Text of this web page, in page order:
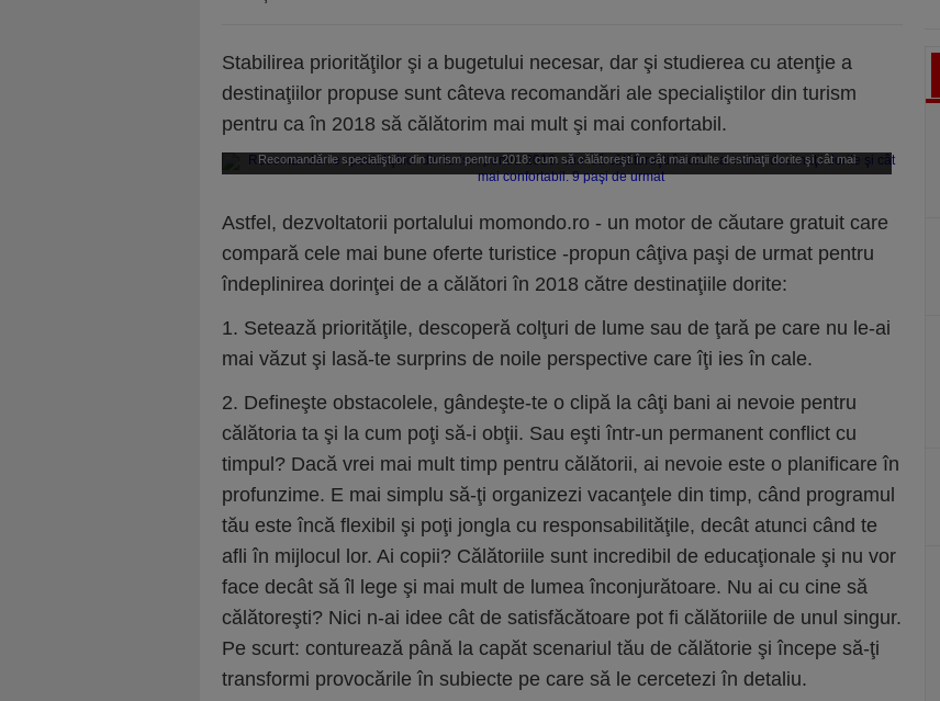
Stabilirea priorităţilor şi a bugetului necesar, dar şi studierea cu atenţie a
destinaţiilor propuse sunt câteva recomandări ale specialiştilor din turism
pentru ca în 2018 să călătorim mai mult şi mai confortabil.
Recomandările specialiştilor din turism pentru 2018: cum să călătoreşti în cât mai multe destinaţii dorite şi cât mai
Astfel, dezvoltatorii portalului momondo.ro - un motor de căutare gratuit care
compară cele mai bune oferte turistice -propun câţiva paşi de urmat pentru
îndeplinirea dorinţei de a călători în 2018 către destinaţiile dorite:
1. Setează priorităţile, descoperă colţuri de lume sau de ţară pe care nu le-ai
mai văzut şi lasă-te surprins de noile perspective care îţi ies în cale.
2. Defineşte obstacolele, gândeşte-te o clipă la câţi bani ai nevoie pentru
călătoria ta şi la cum poţi să-i obţii. Sau eşti într-un permanent conflict cu
timpul? Dacă vrei mai mult timp pentru călătorii, ai nevoie este o planificare în
profunzime. E mai simplu să-ţi organizezi vacanţele din timp, când programul
tău este încă flexibil şi poţi jongla cu responsabilităţile, decât atunci când te
afli în mijlocul lor. Ai copii? Călătoriile sunt incredibil de educaţionale şi nu vor
face decât să îl lege şi mai mult de lumea înconjurătoare. Nu ai cu cine să
călătoreşti? Nici n-ai idee cât de satisfăcătoare pot fi călătoriile de unul singur.
Pe scurt: conturează până la capăt scenariul tău de călătorie şi începe să-ţi
transformi provocările în subiecte pe care să le cercetezi în detaliu.